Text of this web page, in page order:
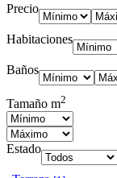
Precio
Habitaciones
Baños
Tamaño m2
Estado